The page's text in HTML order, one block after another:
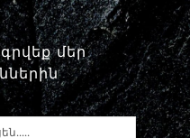
մեր